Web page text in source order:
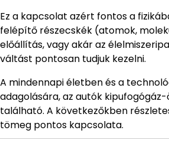
Ez a kapcsolat azért fontos a
felépítő részecskék (atomok,
előállítás, vagy akár az
váltást pontosan tudjuk kezelni.
A mindennapi életben és a
adagolására, az autók
található. A következőkben
tömeg pontos kapcsolata.